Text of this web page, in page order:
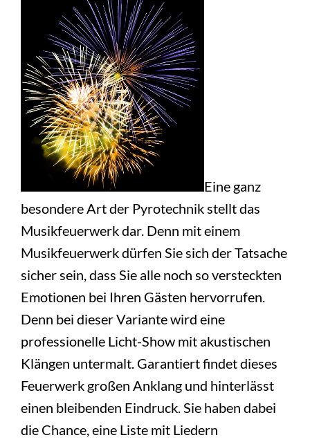
Eine ganz
besondere Art der Pyrotechnik stellt das
Musikfeuerwerk dar. Denn mit einem
Musikfeuerwerk dürfen Sie sich der Tatsache
sicher sein, dass Sie alle noch so versteckten
Emotionen bei Ihren Gästen hervorrufen.
Denn bei dieser Variante wird eine
professionelle Licht-Show mit akustischen
Klängen untermalt. Garantiert findet dieses
Feuerwerk großen Anklang und hinterlässt
einen bleibenden Eindruck. Sie haben dabei
die Chance, eine Liste mit Liedern